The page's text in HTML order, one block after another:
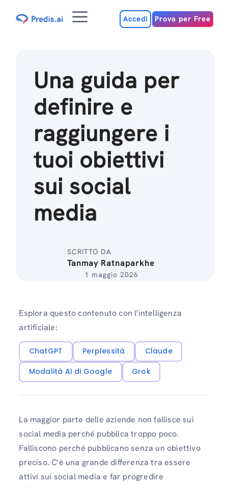
MenuAccedi Prova per Free
Una guida per
definire e
raggiungere i
tuoi obiettivi
sui social
media
SCRITTO DA
Tanmay Ratnaparkhe
1 maggio 2026
Esplora questo contenuto con l'intelligenza
artificiale:
ChatGPT Perplessità
Claude
Modalità AI di Google
Grok
La maggior parte delle aziende non fallisce sui
social media perché pubblica troppo poco.
Falliscono perché pubblicano senza un obiettivo
preciso. C'è una grande differenza tra essere
attivi sui social media e far progredire